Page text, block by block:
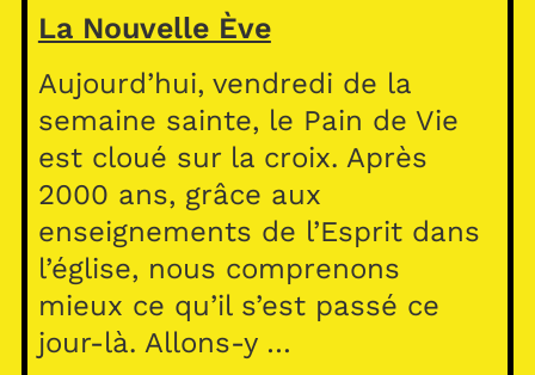
La Nouvelle Ève
Aujourd’hui, vendredi de la
semaine sainte, le Pain de Vie
est cloué sur la croix. Après
2000 ans, grâce aux
enseignements de l’Esprit dans
l’église, nous comprenons
mieux ce qu’il s’est passé ce
jour-là. Allons-y …